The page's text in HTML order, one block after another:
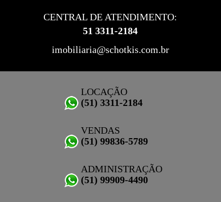
CENTRAL DE ATENDIMENTO:
51 3311-2184
imobiliaria@schotkis.com.br
LOCAÇÃO
(51) 3311-2184
VENDAS
(51) 99836-5789
ADMINISTRAÇÃO
(51) 99909-4490